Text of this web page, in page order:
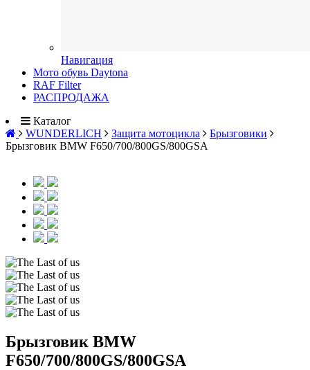
Навигация
Мото обувь Daytona
RAF Filter
РАСПРОДАЖА
Каталог
WUNDERLICH
Защита мотоцикла
Брызговики
Брызговик BMW F650/700/800GS/800GSA
Брызговик BMW
F650/700/800GS/800GSA